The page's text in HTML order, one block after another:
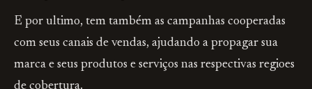
E por ultimo, tem também as campanhas cooperadas
com seus canais de vendas, ajudando a propagar sua
marca e seus produtos e serviços nas respectivas regioes
de cobertura.